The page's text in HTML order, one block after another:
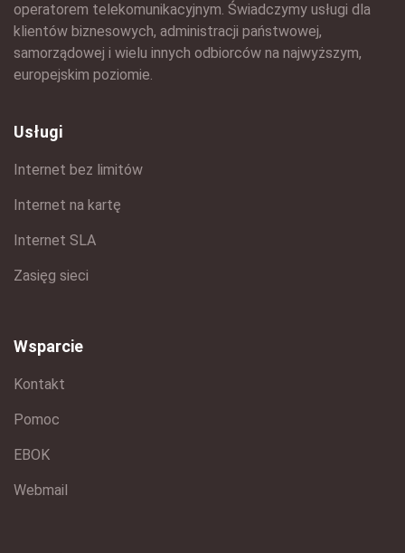
operatorem telekomunikacyjnym. Świadczymy usługi dla
klientów biznesowych, administracji państwowej,
samorządowej i wielu innych odbiorców na najwyższym,
europejskim poziomie.
Usługi
Internet bez limitów
Internet na kartę
Internet SLA
Zasięg sieci
Wsparcie
Kontakt
Pomoc
EBOK
Webmail